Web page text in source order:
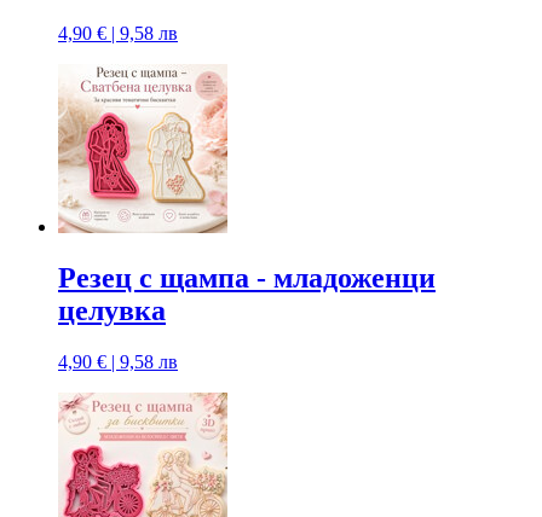
4,90 € | 9,58 лв
Резец с щампa - младоженци
целувка
4,90 € | 9,58 лв